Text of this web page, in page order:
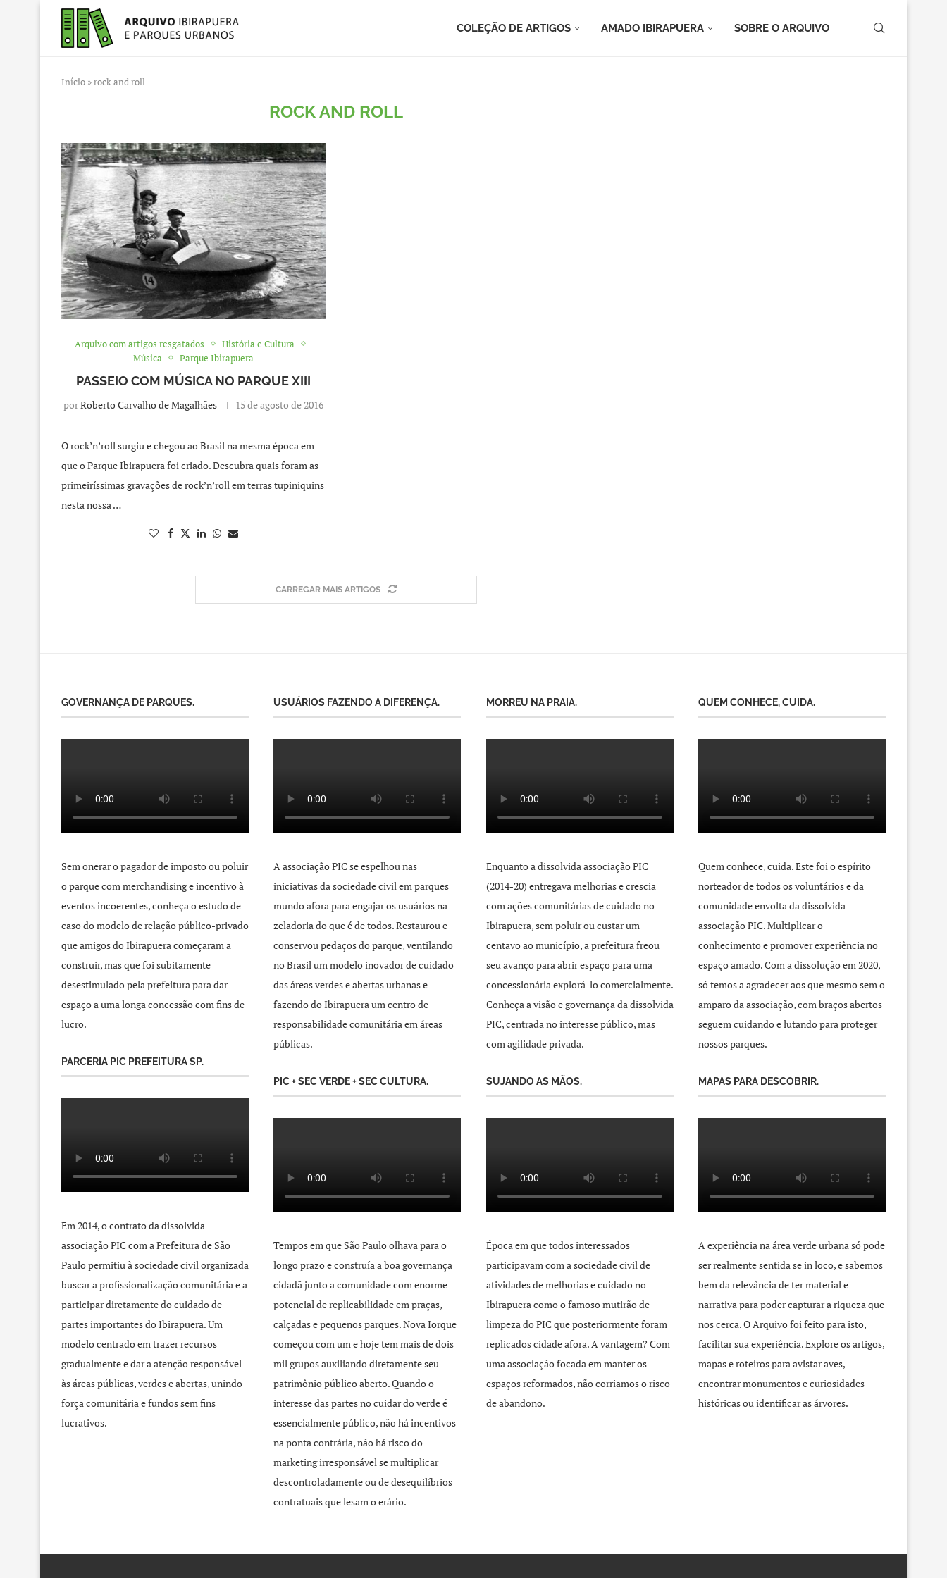
COLEÇÃO DE ARTIGOS AMADO IBIRAPUERA SOBRE O ARQUIVO
Início »rock and roll
ROCK AND ROLL
Arquivo com artigos resgatados
História e Cultura
Música
Parque Ibirapuera
PASSEIO COM MÚSICA NO PARQUE XIII
porRoberto Carvalho de Magalhães 15 de agosto de 2016
O rock’n’roll surgiu e chegou ao Brasil na mesma época em
que o Parque Ibirapuera foi criado. Descubra quais foram as
primeiríssimas gravações de rock’n’roll em terras tupiniquins
nesta nossa …
CARREGAR MAIS ARTIGOS
GOVERNANÇA DE PARQUES.
Sem onerar o pagador de imposto ou poluir
o parque com merchandising e incentivo à
eventos incoerentes, conheça o estudo de
caso do modelo de relação público-privado
que amigos do Ibirapuera começaram a
construir, mas que foi subitamente
desestimulado pela prefeitura para dar
espaço a uma longa concessão com fins de
lucro.
PARCERIA PIC PREFEITURA SP.
Em 2014, o contrato da dissolvida
associação PIC com a Prefeitura de São
Paulo permitiu à sociedade civil organizada
buscar a profissionalização comunitária e a
participar diretamente do cuidado de
partes importantes do Ibirapuera. Um
modelo centrado em trazer recursos
gradualmente e dar a atenção responsável
às áreas públicas, verdes e abertas, unindo
força comunitária e fundos sem fins
lucrativos.
USUÁRIOS FAZENDO A DIFERENÇA.
A associação PIC se espelhou nas
iniciativas da sociedade civil em parques
mundo afora para engajar os usuários na
zeladoria do que é de todos. Restaurou e
conservou pedaços do parque, ventilando
no Brasil um modelo inovador de cuidado
das áreas verdes e abertas urbanas e
fazendo do Ibirapuera um centro de
responsabilidade comunitária em áreas
públicas.
PIC + SEC VERDE + SEC CULTURA.
Tempos em que São Paulo olhava para o
longo prazo e construía a boa governança
cidadã junto a comunidade com enorme
potencial de replicabilidade em praças,
calçadas e pequenos parques. Nova Iorque
começou com um e hoje tem mais de dois
mil grupos auxiliando diretamente seu
patrimônio público aberto. Quando o
interesse das partes no cuidar do verde é
essencialmente público, não há incentivos
na ponta contrária, não há risco do
marketing irresponsável se multiplicar
descontroladamente ou de desequilíbrios
contratuais que lesam o erário.
MORREU NA PRAIA.
Enquanto a dissolvida associação PIC
(2014-20) entregava melhorias e crescia
com ações comunitárias de cuidado no
Ibirapuera, sem poluir ou custar um
centavo ao município, a prefeitura freou
seu avanço para abrir espaço para uma
concessionária explorá-lo comercialmente.
Conheça a visão e governança da dissolvida
PIC, centrada no interesse público, mas
com agilidade privada.
SUJANDO AS MÃOS.
Época em que todos interessados
participavam com a sociedade civil de
atividades de melhorias e cuidado no
Ibirapuera como o famoso mutirão de
limpeza do PIC que posteriormente foram
replicados cidade afora. A vantagem? Com
uma associação focada em manter os
espaços reformados, não corriamos o risco
de abandono.
QUEM CONHECE, CUIDA.
Quem conhece, cuida. Este foi o espírito
norteador de todos os voluntários e da
comunidade envolta da dissolvida
associação PIC. Multiplicar o
conhecimento e promover experiência no
espaço amado. Com a dissolução em 2020,
só temos a agradecer aos que mesmo sem o
amparo da associação, com braços abertos
seguem cuidando e lutando para proteger
nossos parques.
MAPAS PARA DESCOBRIR.
A experiência na área verde urbana só pode
ser realmente sentida se in loco, e sabemos
bem da relevância de ter material e
narrativa para poder capturar a riqueza que
nos cerca. O Arquivo foi feito para isto,
facilitar sua experiência. Explore os artigos,
mapas e roteiros para avistar aves,
encontrar monumentos e curiosidades
históricas ou identificar as árvores.